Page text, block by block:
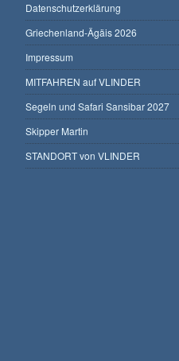
Datenschutzerklärung
Griechenland-Ägäis 2026
Impressum
MITFAHREN auf VLINDER
Segeln und Safari Sansibar 2027
Skipper Martin
STANDORT von VLINDER